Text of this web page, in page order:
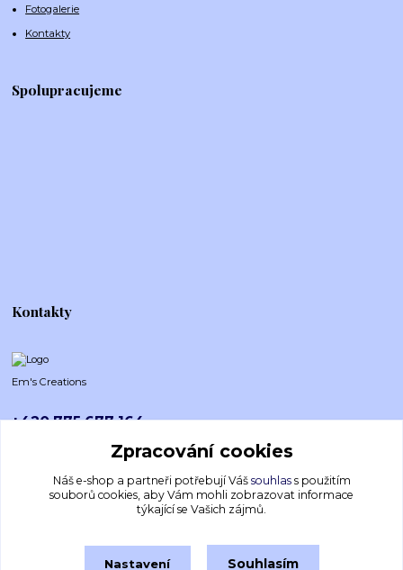
Fotogalerie
Kontakty
Spolupracujeme
Kontakty
Em's Creations
+420 775 677 164
emscreations.cz@gmail.com
Zpracování cookies
Náš e-shop a partneři potřebují Váš souhlass použitím
souborů cookies, aby Vám mohli zobrazovat informace
týkající se Vašich zájmů.
Nastavení Souhlasím